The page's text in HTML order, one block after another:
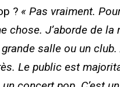
? « Pas vraiment.
chose. J’aborde de la
salle ou un club.
Le public est